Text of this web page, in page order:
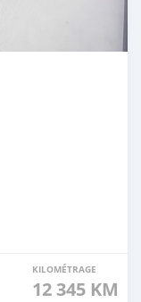
KILOMÉTRAGE
12 345 KM